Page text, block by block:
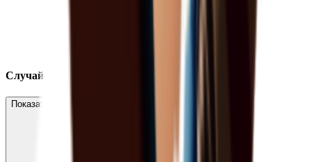
Случайный дроп
Показать дропы с низким ожидаемым количеством (7)